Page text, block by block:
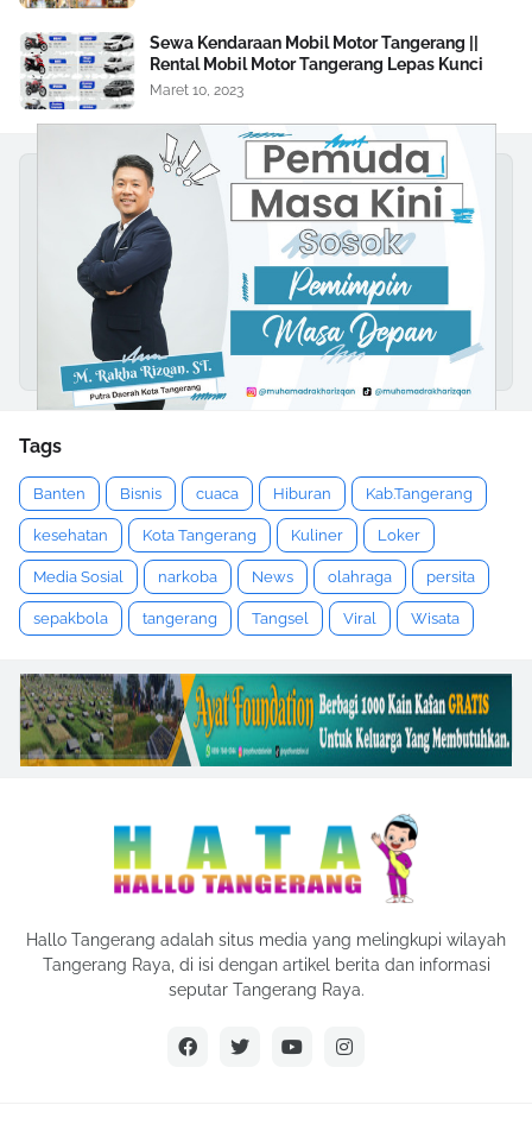
Sewa Kendaraan Mobil Motor Tangerang ||
Rental Mobil Motor Tangerang Lepas Kunci
Maret 10, 2023
Tags
Banten Bisnis cuaca Hiburan Kab.Tangerang
kesehatan Kota Tangerang Kuliner Loker
Media Sosial narkoba News olahraga persita
sepakbola tangerang Tangsel Viral Wisata
Hallo Tangerang adalah situs media yang melingkupi wilayah
Tangerang Raya, di isi dengan artikel berita dan informasi
seputar Tangerang Raya.